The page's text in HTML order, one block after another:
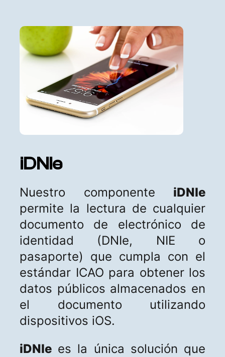
iDNIe
Nuestro componente iDNIe
permite la lectura de cualquier
documento de electrónico de
identidad (DNIe, NIE o
pasaporte) que cumpla con el
estándar ICAO para obtener los
datos públicos almacenados en
el documento utilizando
dispositivos iOS.
iDNIe es la única solución que